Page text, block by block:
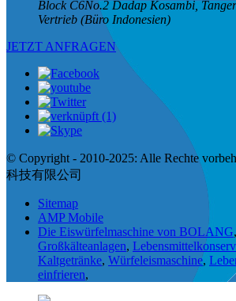
Block C6No.2 Dadap Kosambi,
Vertrieb (Büro Indonesien)
JETZT ANFRAGEN
© Copyright - 2010-2025: Alle Rechte
科技有限公司
Sitemap
AMP Mobile
Die Eiswürfelmaschine von BOLANG,
Großkälteanlagen,
Kaltgetränke, Würfeleismaschine,
einfrieren,